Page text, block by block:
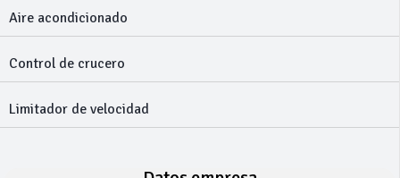
Aire acondicionado
Control de crucero
Limitador de velocidad